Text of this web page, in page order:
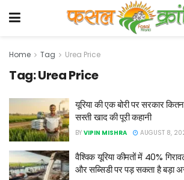
Home Tag Urea Price
Tag:Urea Price
यूरिया की एक बोरी पर सरकार
सस्ती खाद की पूरी कहानी
BY VIPIN MISHRA AUGUST 8,
वैश्विक यूरिया कीमतों में 40%
और सब्सिडी पर पड़ सकता है बड़ा